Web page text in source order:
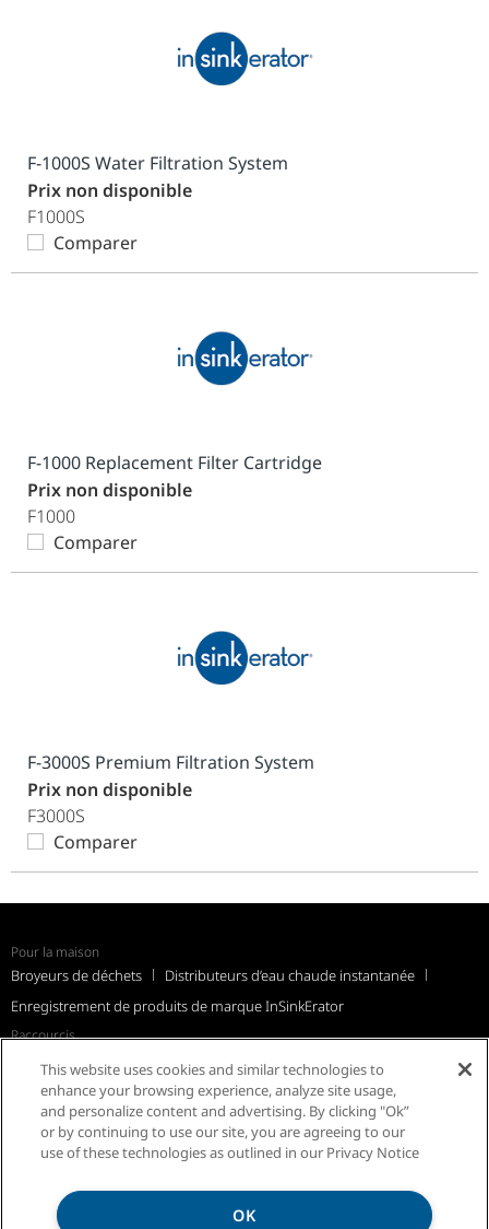
F-1000S Water Filtration System
Prix non disponible
F1000S
Comparer
F-1000 Replacement Filter Cartridge
Prix non disponible
F1000
Comparer
F-3000S Premium Filtration System
Prix non disponible
F3000S
Comparer
Pour la maison
Broyeurs de déchets
Distributeurs d’eau chaude instantanée
Enregistrement de produits de marque InSinkErator
Raccourcis
Résidents du Québec
This website uses cookies and similar technologies to
enhance your browsing experience, analyze site usage,
and personalize content and advertising. By clicking "Ok”
or by continuing to use our site, you are agreeing to our
use of these technologies as outlined in our Privacy Notice
OK